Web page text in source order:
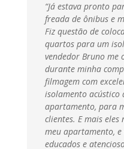
“Já estava pronto
freada de ônibus e
Fiz questão de
quartos para um
vendedor Bruno me
durante minha
filmagem com
isolamento acústico
apartamento, para
clientes. E mais
meu apartamento,
educados e